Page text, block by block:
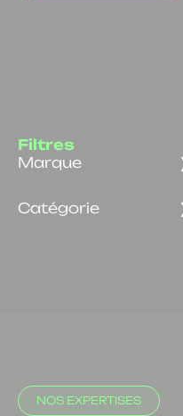
Filtres
Marque
Catégorie
NOS EXPERTISES